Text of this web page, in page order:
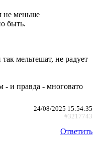
не меньше
быть.
так мельтешат, не радует
- и правда - многовато
24/08/2025 15:54:35
#3217743
Ответить